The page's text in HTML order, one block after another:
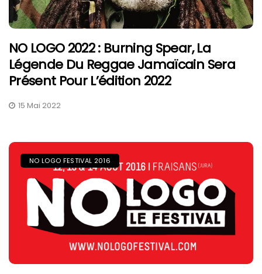
NO LOGO 2022 : Burning Spear, La
Légende Du Reggae Jamaïcain Sera
Présent Pour L’édition 2022
15 Mai 2022
NO LOGO FESTIVAL 2016